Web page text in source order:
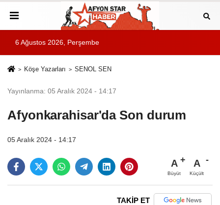
6 Ağustos 2026, Perşembe
Köşe Yazarları SENOL SEN
Yayınlanma: 05 Aralık 2024 - 14:17
Afyonkarahisar'da Son durum
05 Aralık 2024 - 14:17
A
Büyüt
A
Küçült
TAKİP ET